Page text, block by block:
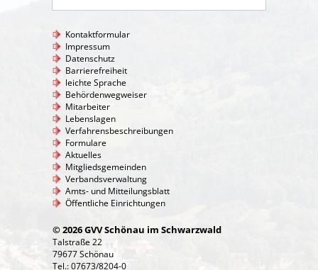
Kontaktformular
Impressum
Datenschutz
Barrierefreiheit
leichte Sprache
Behördenwegweiser
Mitarbeiter
Lebenslagen
Verfahrensbeschreibungen
Formulare
Aktuelles
Mitgliedsgemeinden
Verbandsverwaltung
Amts- und Mitteilungsblatt
Öffentliche Einrichtungen
© 2026 GVV Schönau im Schwarzwald
Talstraße 22
79677 Schönau
Tel.: 07673/8204-0